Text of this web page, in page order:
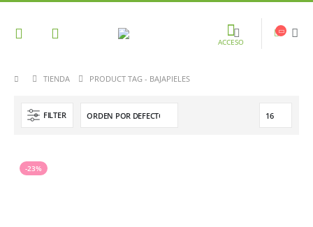
ACCESO
TIENDA PRODUCT TAG - BAJAPIELES
FILTER
-23%